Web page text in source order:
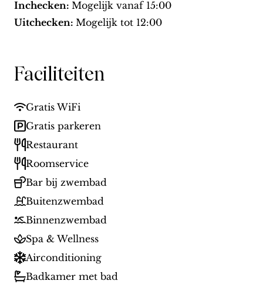
Inchecken: Mogelijk vanaf 15:00
Uitchecken: Mogelijk tot 12:00
Faciliteiten
Gratis WiFi
Gratis parkeren
Restaurant
Roomservice
Bar bij zwembad
Buitenzwembad
Binnenzwembad
Spa & Wellness
Airconditioning
Badkamer met bad